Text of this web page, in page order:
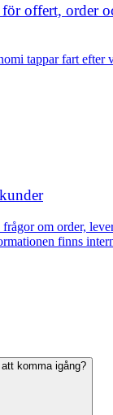
offert, order
tappar fart efter
om order,
finns
komma igång?